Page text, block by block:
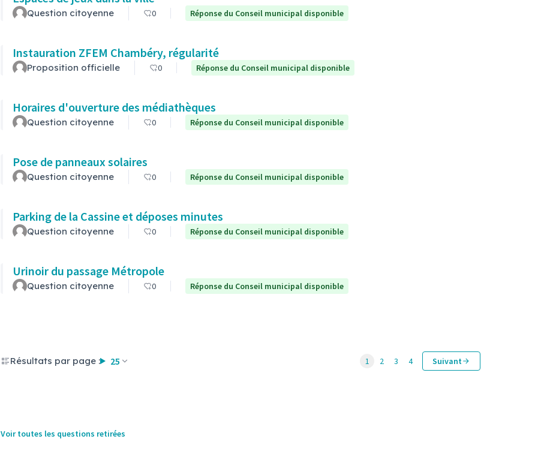
Question citoyenne 0 Réponse du Conseil municipal disponible
Instauration ZFEM Chambéry, régularité
Proposition officielle 0 Réponse du Conseil municipal disponible
Horaires d'ouverture des médiathèques
Question citoyenne 0 Réponse du Conseil municipal disponible
Pose de panneaux solaires
Question citoyenne 0 Réponse du Conseil municipal disponible
Parking de la Cassine et déposes minutes
Question citoyenne 0 Réponse du Conseil municipal disponible
Urinoir du passage Métropole
Question citoyenne 0 Réponse du Conseil municipal disponible
Résultats par page : 25 1 2 3 4 Suivant
Voir toutes les questions retirées